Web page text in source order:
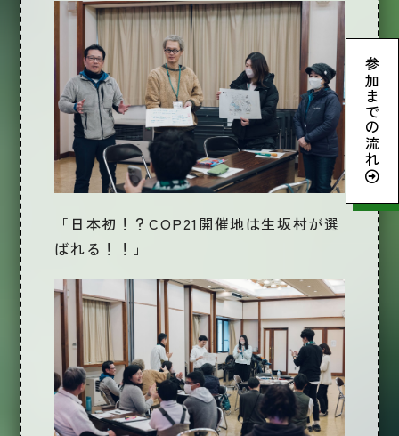
参加までの流れ
「日本初！？COP21開催地は生坂村が選
ばれる！！」